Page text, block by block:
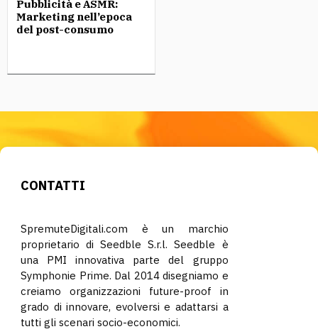
Pubblicità e ASMR:
Marketing nell’epoca
del post-consumo
CONTATTI
SpremuteDigitali.com è un marchio
proprietario di Seedble S.r.l. Seedble è
una PMI innovativa parte del gruppo
Symphonie Prime. Dal 2014 disegniamo e
creiamo organizzazioni future-proof in
grado di innovare, evolversi e adattarsi a
tutti gli scenari socio-economici.